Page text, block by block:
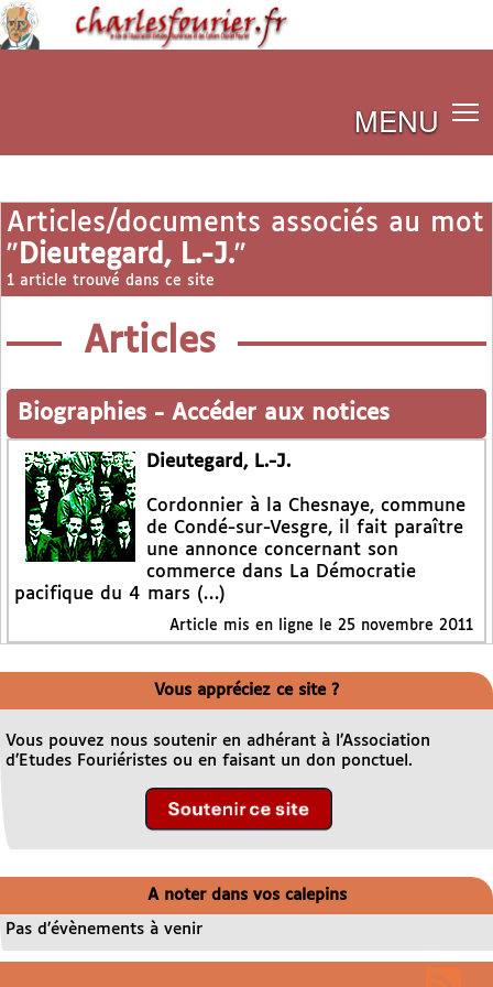
MENU
Articles/documents associés au mot
" Dieutegard, L.-J."
1 article trouvé dans ce site
Articles
Biographies - Accéder aux notices
Dieutegard, L.-J.
Cordonnier à la Chesnaye, commune
de Condé-sur-Vesgre, il fait paraître
une annonce concernant son
commerce dans La Démocratie
pacifique du 4 mars (…)
Article mis en ligne le 25 novembre 2011
Vous appréciez ce site ?
Vous pouvez nous soutenir en adhérant à l’Association
d’Etudes Fouriéristes ou en faisant un don ponctuel.
A noter dans vos calepins
Pas d’évènements à venir